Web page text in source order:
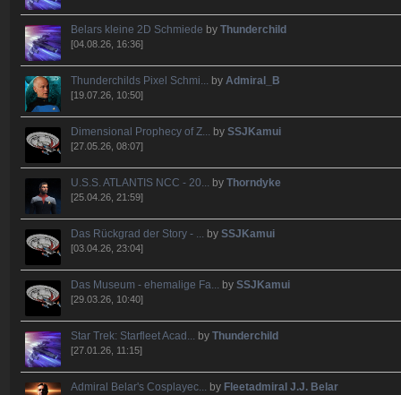
Belars kleine 2D Schmiede byThunderchild
[04.08.26, 16:36]
Thunderchilds Pixel Schmi... byAdmiral_B
[19.07.26, 10:50]
Dimensional Prophecy of Z... bySSJKamui
[27.05.26, 08:07]
U.S.S. ATLANTIS NCC - 20... byThorndyke
[25.04.26, 21:59]
Das Rückgrad der Story - ... bySSJKamui
[03.04.26, 23:04]
Das Museum - ehemalige Fa... bySSJKamui
[29.03.26, 10:40]
Star Trek: Starfleet Acad... byThunderchild
[27.01.26, 11:15]
Admiral Belar's Cosplayec... by Fleetadmiral J.J. Belar